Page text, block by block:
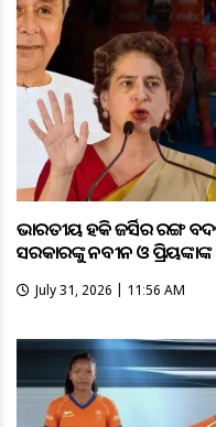
ଭାରତୀୟ ହକି ଜର୍ସିର ରଙ୍ଗ
ସରକାରଙ୍କୁ ନବୀନ ଓ
July 31, 2026 | 11:56 AM